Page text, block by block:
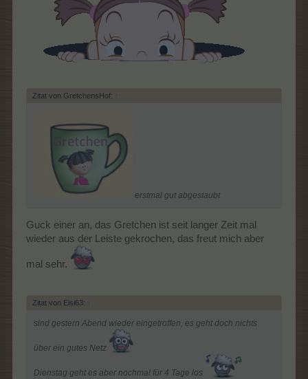
Zitat von GretchensHof: ↑
erstmal gut abgestaubt
Guck einer an, das Gretchen ist seit langer Zeit mal
wieder aus der Leiste gekrochen, das freut mich aber
mal sehr.
Zitat von Eisi63: ↑
sind gestern Abend wieder eingetroffen, es geht doch nichts
über ein gutes Netz
Dienstag geht es aber nochmal für 4 Tage los